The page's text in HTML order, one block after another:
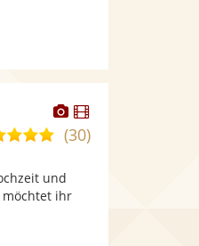
Dieser
Künstler
stellt
Dieser
Künstler
5,0
5
Sternen
(30)
und
möchtet ihr